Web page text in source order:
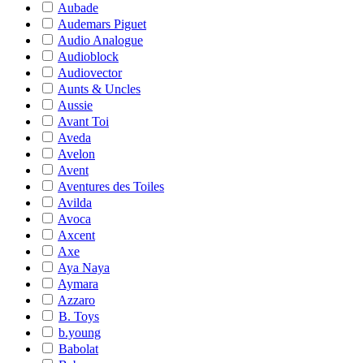
Aubade
Audemars Piguet
Audio Analogue
Audioblock
Audiovector
Aunts & Uncles
Aussie
Avant Toi
Aveda
Avelon
Avent
Aventures des Toiles
Avilda
Avoca
Axcent
Axe
Aya Naya
Aymara
Azzaro
B. Toys
b.young
Babolat